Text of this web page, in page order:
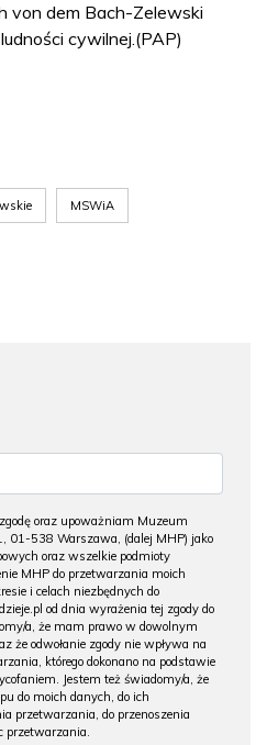
von dem Bach-Zelewski
cywilnej.(PAP)
MSWiA
oraz upoważniam Muzeum
01-538 Warszawa, (dalej MHP) jako
oraz wszelkie podmioty
MHP do przetwarzania moich
i celach niezbędnych do
od dnia wyrażenia tej zgody do
a, że mam prawo w dowolnym
że odwołanie zgody nie wpływa na
którego dokonano na podstawie
Jestem też świadomy/a, że
do moich danych, do ich
przetwarzania, do przenoszenia
przetwarzania.